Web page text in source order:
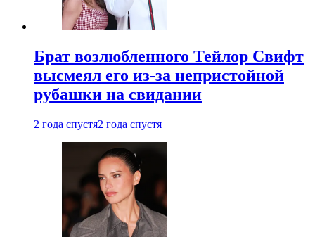
Брат возлюбленного Тейлор Свифт
высмеял его из-за непристойной
рубашки на свидании
2 года спустя2 года спустя